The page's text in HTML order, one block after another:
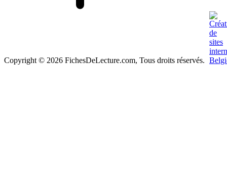
Copyright © 2026 FichesDeLecture.com, Tous droits réservés.